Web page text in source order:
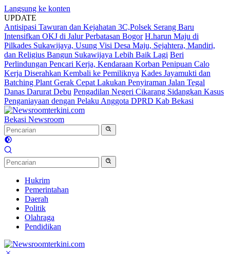
Langsung ke konten
UPDATE
Antisipasi Tawuran dan Kejahatan 3C,Polsek Serang Baru
Intensifkan OKJ di Jalur Perbatasan Bogor H.harun Maju di
Pilkades Sukawijaya, Usung Visi Desa Maju, Sejahtera, Mandiri,
dan Religius Bangun Sukawijaya Lebih Baik Lagi Beri
Perlindungan Pencari Kerja, Kendaraan Korban Penipuan Calo
Kerja Diserahkan Kembali ke Pemiliknya Kades Jayamukti dan
Batching Plant Gerak Cepat Lakukan Penyiraman Jalan Tegal
Danas Darurat Debu Pengadilan Negeri Cikarang Sidangkan Kasus
Penganiayaan dengan Pelaku Anggota DPRD Kab Bekasi
Bekasi Newsroom
Hukrim
Pemerintahan
Daerah
Politik
Olahraga
Pendidikan